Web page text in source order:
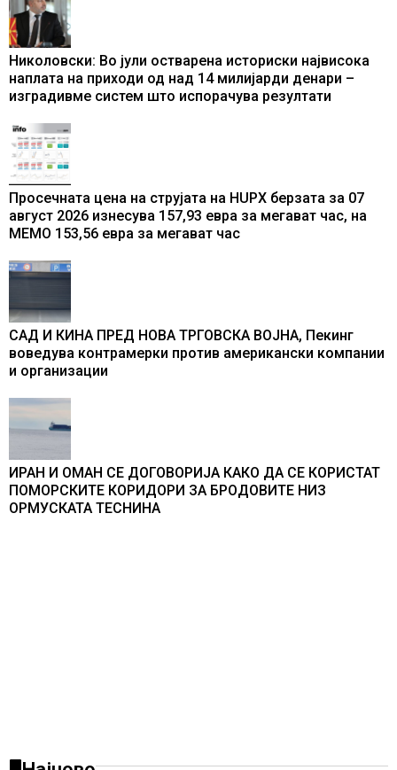
Николовски: Во јули остварена историски највисока
наплата на приходи од над 14 милијарди денари –
изградивме систем што испорачува резултати
Просечната цена на струјата на HUPX берзата за 07
август 2026 изнесува 157,93 евра за мегават час, на
МЕМО 153,56 евра за мегават час
САД И КИНА ПРЕД НОВА ТРГОВСКА ВОЈНА, Пекинг
воведува контрамерки против американски компании
и организации
ИРАН И ОМАН СЕ ДОГОВОРИЈА КАКО ДА СЕ КОРИСТАТ
ПОМОРСКИТЕ КОРИДОРИ ЗА БРОДОВИТЕ НИЗ
ОРМУСКАТА ТЕСНИНА